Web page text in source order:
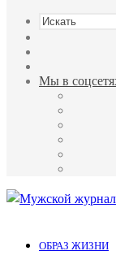
Мы в
Меню
ОБРАЗ ЖИЗНИ